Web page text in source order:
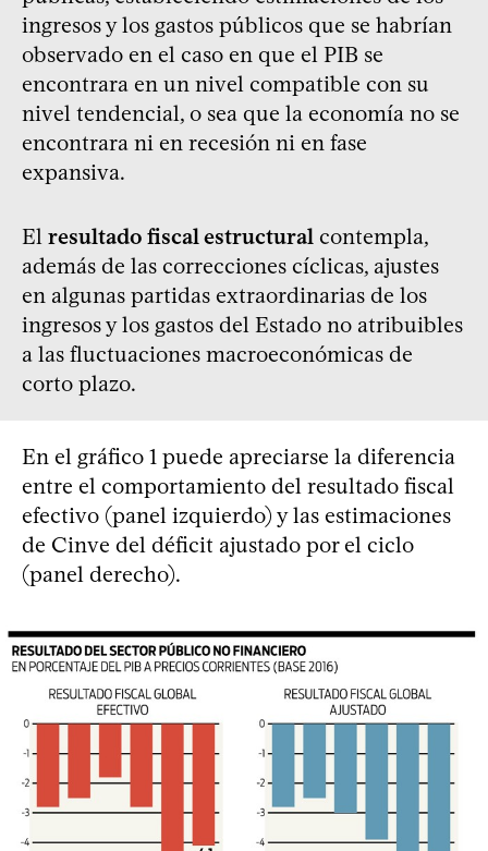
ingresos y los gastos públicos que se habrían
observado en el caso en que el PIB se
encontrara en un nivel compatible con su
nivel tendencial, o sea que la economía no se
encontrara ni en recesión ni en fase
expansiva.
El resultado fiscal estructural contempla,
además de las correcciones cíclicas, ajustes
en algunas partidas extraordinarias de los
ingresos y los gastos del Estado no atribuibles
a las fluctuaciones macroeconómicas de
corto plazo.
En el gráfico 1 puede apreciarse la diferencia
entre el comportamiento del resultado fiscal
efectivo (panel izquierdo) y las estimaciones
de Cinve del déficit ajustado por el ciclo
(panel derecho).